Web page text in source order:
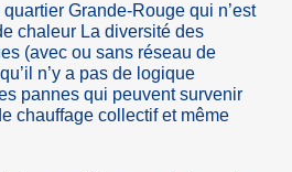
Grande-Rouge qui n’est
chaleur La diversité des
(avec ou sans réseau de
n’y a pas de logique
pannes qui peuvent survenir
chauffage collectif et même